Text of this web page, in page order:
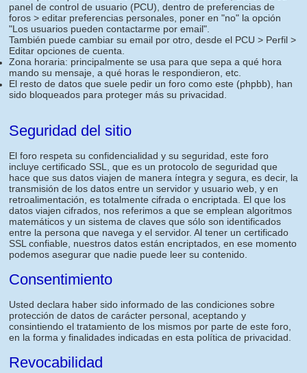
panel de control de usuario (PCU), dentro de preferencias de
foros > editar preferencias personales, poner en "no" la opción
"Los usuarios pueden contactarme por email".
También puede cambiar su email por otro, desde el PCU > Perfil >
Editar opciones de cuenta.
Zona horaria: principalmente se usa para que sepa a qué hora
mando su mensaje, a qué horas le respondieron, etc.
El resto de datos que suele pedir un foro como este (phpbb), han
sido bloqueados para proteger más su privacidad.
Seguridad del sitio
El foro respeta su confidencialidad y su seguridad, este foro
incluye certificado SSL, que es un protocolo de seguridad que
hace que sus datos viajen de manera íntegra y segura, es decir, la
transmisión de los datos entre un servidor y usuario web, y en
retroalimentación, es totalmente cifrada o encriptada. El que los
datos viajen cifrados, nos referimos a que se emplean algoritmos
matemáticos y un sistema de claves que sólo son identificados
entre la persona que navega y el servidor. Al tener un certificado
SSL confiable, nuestros datos están encriptados, en ese momento
podemos asegurar que nadie puede leer su contenido.
Consentimiento
Usted declara haber sido informado de las condiciones sobre
protección de datos de carácter personal, aceptando y
consintiendo el tratamiento de los mismos por parte de este foro,
en la forma y finalidades indicadas en esta política de privacidad.
Revocabilidad